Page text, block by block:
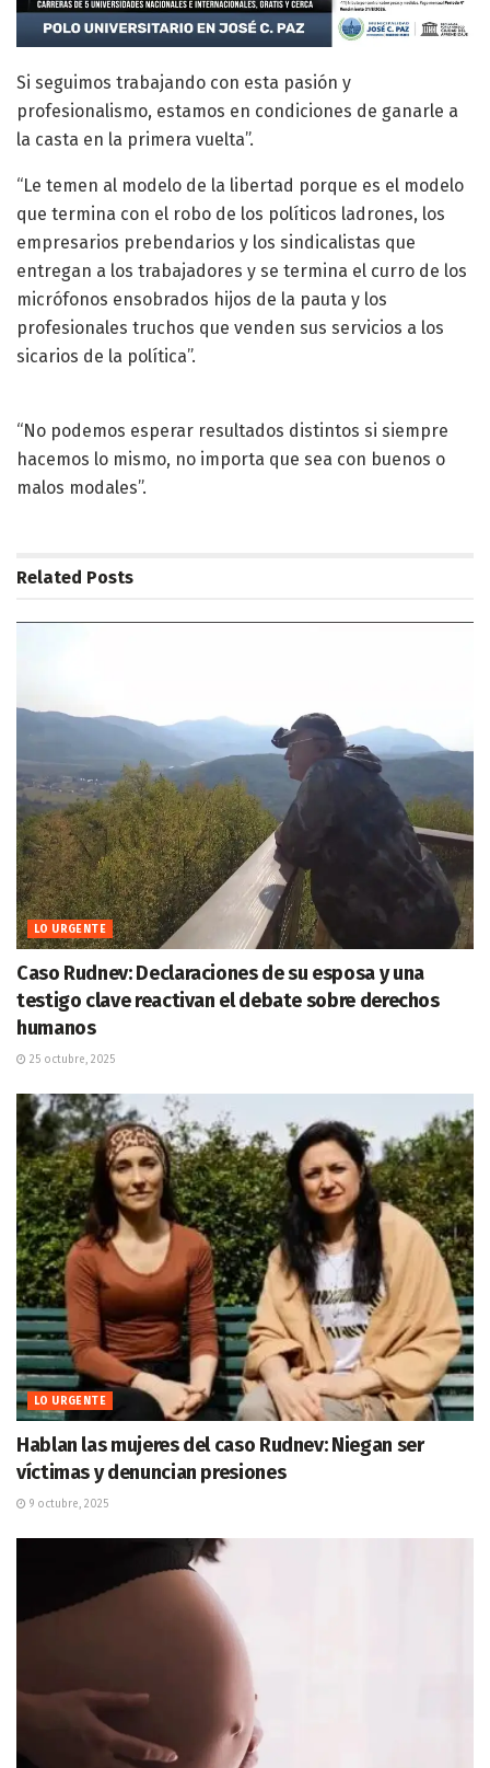
Si seguimos trabajando con esta pasión y
profesionalismo, estamos en condiciones de ganarle a
la casta en la primera vuelta”.
“Le temen al modelo de la libertad porque es el modelo
que termina con el robo de los políticos ladrones, los
empresarios prebendarios y los sindicalistas que
entregan a los trabajadores y se termina el curro de los
micrófonos ensobrados hijos de la pauta y los
profesionales truchos que venden sus servicios a los
sicarios de la política”.
“No podemos esperar resultados distintos si siempre
hacemos lo mismo, no importa que sea con buenos o
malos modales”.
Related Posts
LO URGENTE
Caso Rudnev: Declaraciones de su esposa y una
testigo clave reactivan el debate sobre derechos
humanos
25 octubre, 2025
LO URGENTE
Hablan las mujeres del caso Rudnev: Niegan ser
víctimas y denuncian presiones
9 octubre, 2025